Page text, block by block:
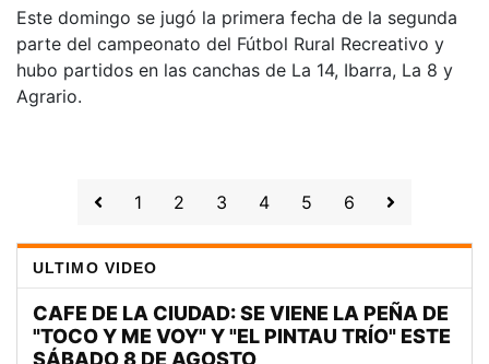
Este domingo se jugó la primera fecha de la segunda
parte del campeonato del Fútbol Rural Recreativo y
hubo partidos en las canchas de La 14, Ibarra, La 8 y
Agrario.
1 2 3 4 5 6
ULTIMO VIDEO